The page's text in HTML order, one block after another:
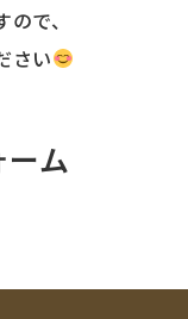
で、
さい
ム